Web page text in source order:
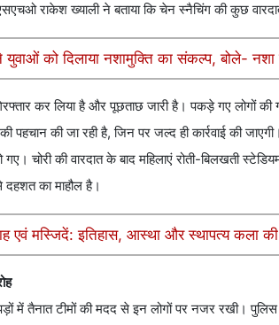
राकेश ख्याली ने बताया कि चेन स्नैचिंग की कुछ
युवाओं को दिलाया नशामुक्ति का संकल्प, बोले-
कर लिया है और पूछताछ जारी है। पकड़े गए लोगों की
की जा रही है, जिन पर जल्द ही कार्रवाई की
गए। चोरी की वारदात के बाद महिलाएं रोती-बिलखती
दहशत का माहौल है।
एवं मस्जिदें: इतिहास, आस्था और स्थापत्य कला
में तैनात टीमों की मदद से इन लोगों पर नजर रखी।